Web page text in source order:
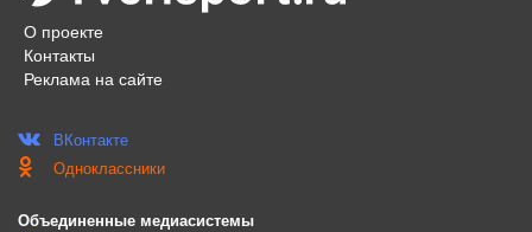
О проекте
Контакты
Реклама на сайте
ВКонтакте
Одноклассники
Объединенные медиасистемы